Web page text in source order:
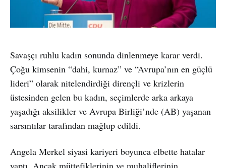
Savaşçı ruhlu kadın sonunda dinlenmeye karar verdi.
Çoğu kimsenin “dahi, kurnaz” ve “Avrupa’nın en güçlü
lideri” olarak nitelendirdiği dirençli ve krizlerin
üstesinden gelen bu kadın, seçimlerde arka arkaya
yaşadığı aksilikler ve Avrupa Birliği’nde (AB) yaşanan
sarsıntılar tarafından mağlup edildi.
Angela Merkel siyasi kariyeri boyunca elbette hatalar
yaptı. Ancak müttefiklerinin ve muhaliflerinin